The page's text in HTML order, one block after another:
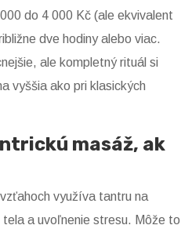
do 4 000 Kč (ale ekvivalent
dve hodiny alebo viac.
ale kompletný rituál si
vyššia ako pri klasických
masáž, ak
využíva tantru na
tela a uvoľnenie stresu. Môže to